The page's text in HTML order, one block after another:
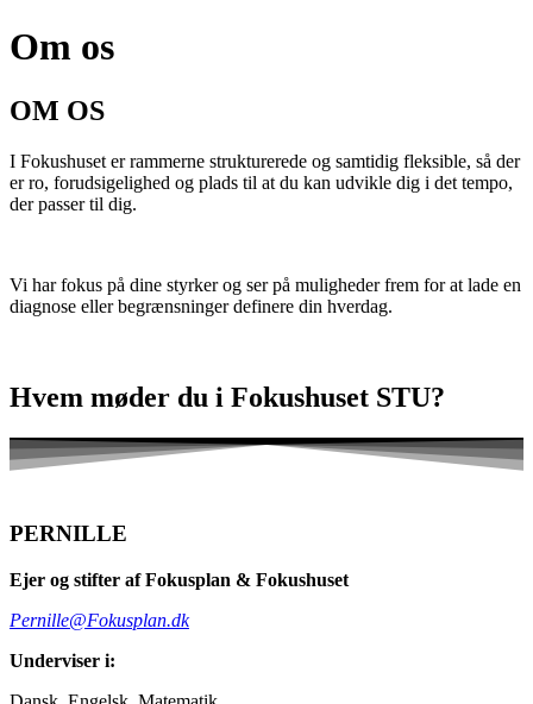
Om os
OM OS
I Fokushuset er rammerne strukturerede og samtidig fleksible, så der
er ro, forudsigelighed og plads til at du kan udvikle dig i det tempo,
der passer til dig.
Vi har fokus på dine styrker og ser på muligheder frem for at lade en
diagnose eller begrænsninger definere din hverdag.
Hvem møder du i Fokushuset STU?
PERNILLE
Ejer og stifter af Fokusplan & Fokushuset
Pernille@Fokusplan.dk
Underviser i: